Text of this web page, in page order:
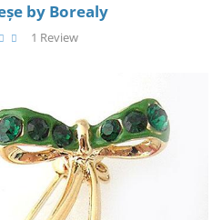
by Borealy
1 Review